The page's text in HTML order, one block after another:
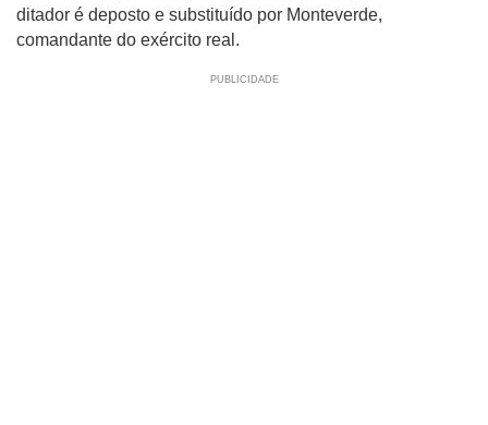
ditador é deposto e substituído por Monteverde,
comandante do exército real.